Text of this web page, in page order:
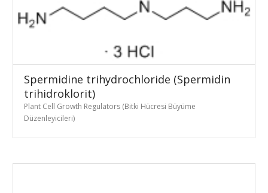
Spermidine trihydrochloride (Spermidin
trihidroklorit)
Plant Cell Growth Regulators (Bitki Hücresi Büyüme
Düzenleyicileri)